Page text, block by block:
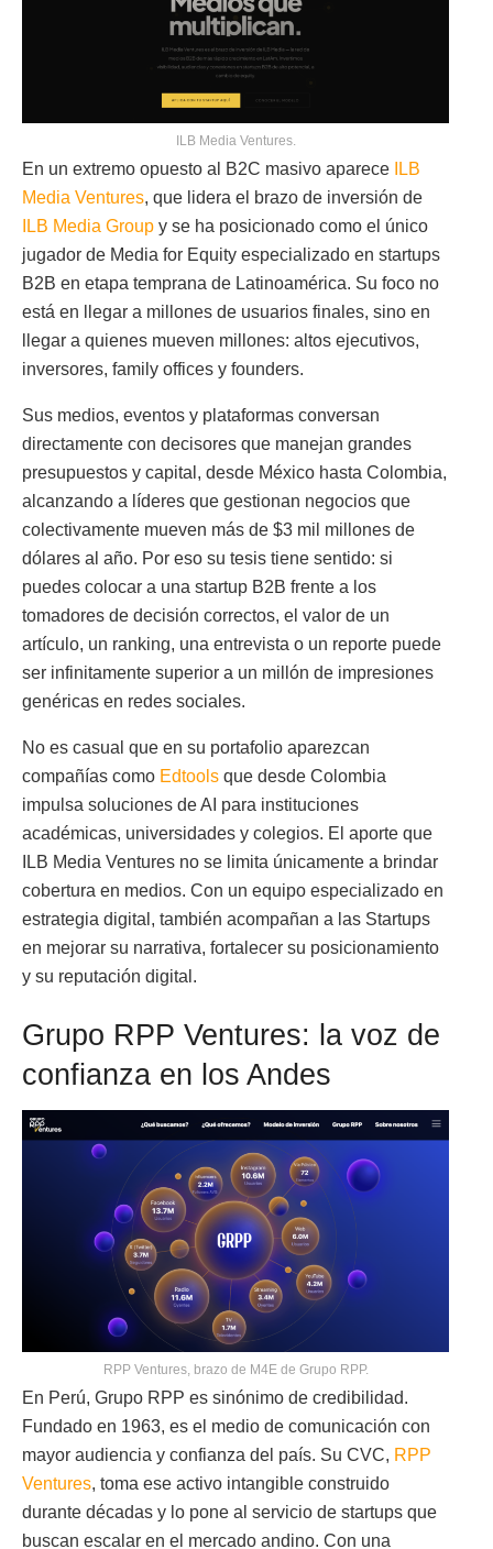
ILB Media Ventures.
En un extremo opuesto al B2C masivo aparece
ILB
Media Ventures, que lidera el brazo de inversión de
ILB Media Group y se ha posicionado como el único
jugador de Media for Equity especializado en startups
B2B en etapa temprana de Latinoamérica. Su foco no
está en llegar a millones de usuarios finales, sino en
llegar a quienes mueven millones: altos ejecutivos,
inversores, family offices y founders.
Sus medios, eventos y plataformas conversan
directamente con decisores que manejan grandes
presupuestos y capital, desde México hasta Colombia,
alcanzando a líderes que gestionan negocios que
colectivamente mueven más de $3 mil millones de
dólares al año. Por eso su tesis tiene sentido: si
puedes colocar a una startup B2B frente a los
tomadores de decisión correctos, el valor de un
artículo, un ranking, una entrevista o un reporte puede
ser infinitamente superior a un millón de impresiones
genéricas en redes sociales.
No es casual que en su portafolio aparezcan
compañías como Edtools que desde Colombia
impulsa soluciones de AI para instituciones
académicas, universidades y colegios. El aporte que
ILB Media Ventures no se limita únicamente a brindar
cobertura en medios. Con un equipo especializado en
estrategia digital, también acompañan a las Startups
en mejorar su narrativa, fortalecer su posicionamiento
y su reputación digital.
Grupo RPP Ventures: la voz de
confianza en los Andes
RPP Ventures, brazo de M4E de Grupo RPP.
En Perú, Grupo RPP es sinónimo de credibilidad.
Fundado en 1963, es el medio de comunicación con
mayor audiencia y confianza del país. Su CVC, RPP
Ventures, toma ese activo intangible construido
durante décadas y lo pone al servicio de startups que
buscan escalar en el mercado andino. Con una